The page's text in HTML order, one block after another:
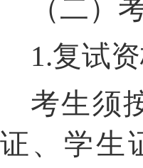
（二）
1.复试
考生须
证、学生